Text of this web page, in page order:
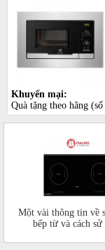
Khuyến mại:
Quà tặng theo hãng
Một vài thông tin về
bếp từ và cách sử